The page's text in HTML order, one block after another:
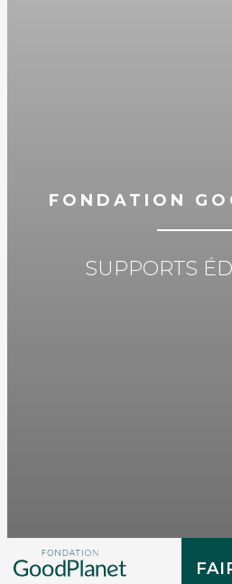
FONDATION
SUPPORTS